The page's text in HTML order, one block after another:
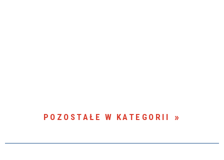
POZOSTAŁE W KATEGORII